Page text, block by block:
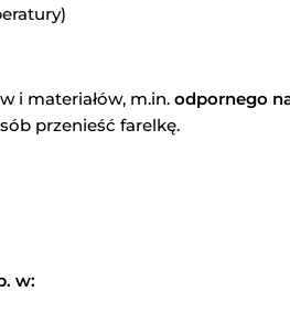
i materiałów, m.in. odpornego
przenieść farelkę.
w: